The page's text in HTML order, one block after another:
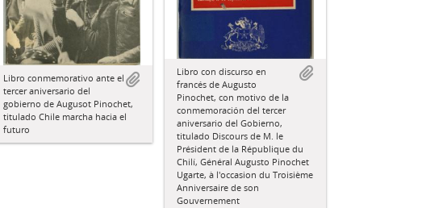
Libro conmemorativo ante el
tercer aniversario del
gobierno de Augusot Pinochet,
titulado Chile marcha hacia el
futuro
Libro con discurso en
francés de Augusto
Pinochet, con motivo de la
conmemoración del tercer
aniversario del Gobierno,
titulado Discours de M. le
Président de la République du
Chilí, Général Augusto Pinochet
Ugarte, à l'occasion du Troisième
Anniversaire de son
Gouvernement